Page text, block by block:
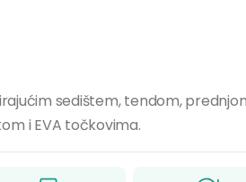
sedištem, tendom,
i EVA točkovima.